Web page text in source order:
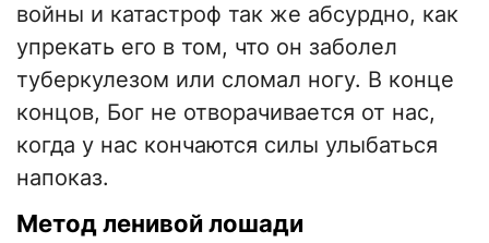
войны и катастроф так же абсурдно, как
упрекать его в том, что он заболел
туберкулезом или сломал ногу. В конце
концов, Бог не отворачивается от нас,
когда у нас кончаются силы улыбаться
напоказ.
​Метод ленивой лошади